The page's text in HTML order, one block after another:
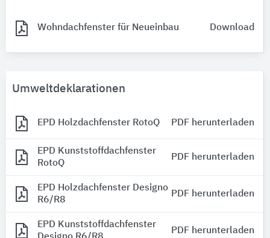
Wohndachfenster für Neueinbau Download
Umweltdeklarationen
EPD Holzdachfenster RotoQ PDF herunterladen
EPD Kunststoffdachfenster
RotoQ
PDF herunterladen
EPD Holzdachfenster Designo
R6/R8
PDF herunterladen
EPD Kunststoffdachfenster
PDF herunterladen